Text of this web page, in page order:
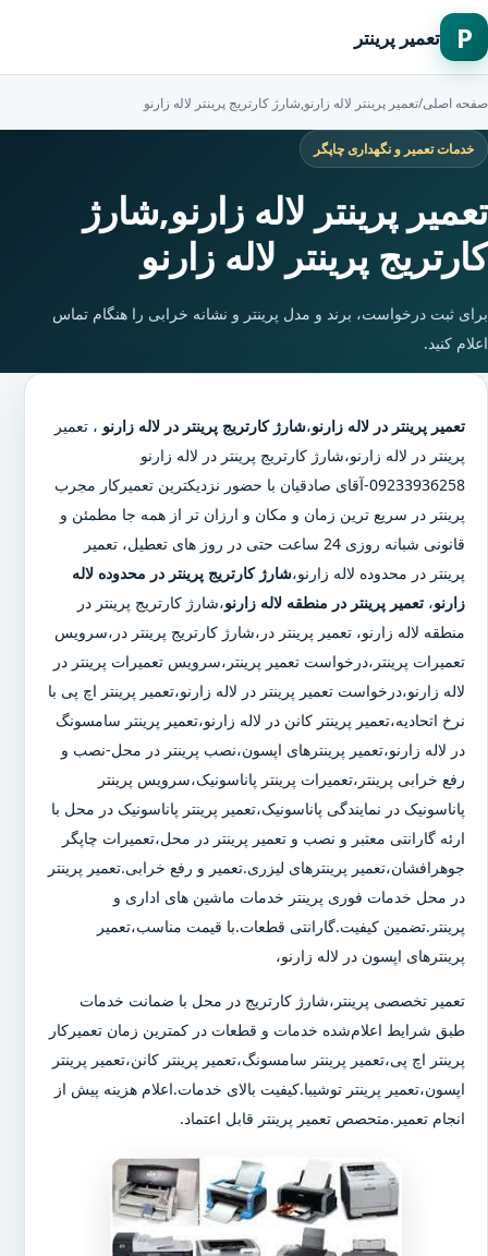
P تعمیر پرینتر
صفحه اصلی/تعمیر پرینتر لاله زارنو,شارژ کارتریج پرینتر لاله زارنو
خدمات تعمیر و نگهداری چاپگر
تعمیر پرینتر لاله زارنو,شارژ
کارتریج پرینتر لاله زارنو
برای ثبت درخواست، برند و مدل پرینتر و نشانه خرابی را هنگام تماس
اعلام کنید.
تعمیر پرینتر در لاله زارنو،شارژ کارتریج پرینتر در لاله زارنو ، تعمیر
پرینتر در لاله زارنو،شارژ کارتریج پرینتر در لاله زارنو
09233936258-آقای صادقیان با حضور نزدیکترین تعمیرکار مجرب
پرینتر در سریع ترین زمان و مکان و ارزان تر از همه جا مطمئن و
قانونی شبانه روزی 24 ساعت حتی در روز های تعطیل، تعمیر
پرینتر در محدوده لاله زارنو،شارژ کارتریج پرینتر در محدوده لاله
زارنو، تعمیر پرینتر در منطقه لاله زارنو،شارژ کارتریج پرینتر در
منطقه لاله زارنو، تعمیر پرینتر در،شارژ کارتریج پرینتر در،سرویس
تعمیرات پرینتر،درخواست تعمیر پرینتر،سرویس تعمیرات پرینتر در
لاله زارنو،درخواست تعمیر پرینتر در لاله زارنو،تعمیر پرینتر اچ پی با
نرخ اتحادیه،تعمیر پرینتر کانن در لاله زارنو،تعمیر پرینتر سامسونگ
در لاله زارنو،تعمیر پرینترهای اپسون،نصب پرینتر در محل-نصب و
رفع خرابی پرینتر،تعمیرات پرینتر پاناسونیک،سرویس پرینتر
پاناسونیک در نمایندگی پاناسونیک،تعمیر پرینتر پاناسونیک در محل با
ارئه گارانتی معتبر و نصب و تعمیر پرینتر در محل،تعمیرات چاپگر
جوهرافشان،تعمیر پرینترهای لیزری.تعمیر و رفع خرابی.تعمیر پرینتر
در محل خدمات فوری پرینتر خدمات ماشین های اداری و
پرینتر.تضمین کیفیت.گارانتی قطعات.با قیمت مناسب،تعمیر
پرینترهای اپسون در لاله زارنو،
تعمیر تخصصی پرینتر،شارژ کارتریج در محل با ضمانت خدمات
طبق شرایط اعلام‌شده خدمات و قطعات در کمترین زمان تعمیرکار
پرینتر اچ پی،تعمیر پرینتر سامسونگ،تعمیر پرینتر کانن،تعمیر پرینتر
اپسون،تعمیر پرینتر توشیبا.کیفیت بالای خدمات.اعلام هزینه پیش از
انجام تعمیر.متحصص تعمیر پرینتر قابل اعتماد.